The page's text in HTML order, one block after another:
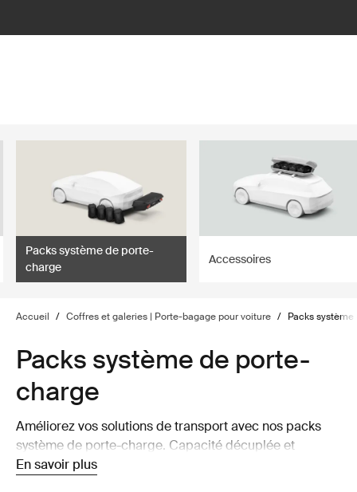
Packs système de porte-
charge
Accessoires
Accueil / Coffres et galeries | Porte-bagage pour voiture / Packs
Packs système de porte-
charge
Améliorez vos solutions de transport avec nos packs
système de porte-charge. Capacité décuplée et
accessibilité sans effort lors de tous vos voyages.
En savoir plus